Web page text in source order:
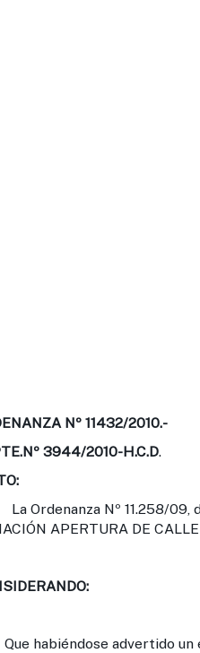
Nº 11432/2010.-
3944/2010-H.C.D.
Nº 11.258/09,
APERTURA DE
habiéndose advertido un